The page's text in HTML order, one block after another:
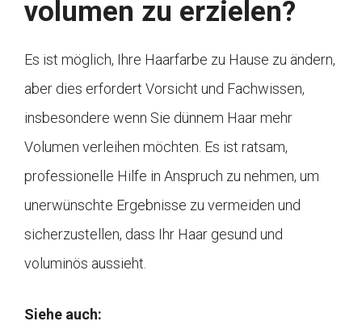
volumen zu erzielen?
Es ist möglich, Ihre Haarfarbe zu Hause zu ändern,
aber dies erfordert Vorsicht und Fachwissen,
insbesondere wenn Sie dünnem Haar mehr
Volumen verleihen möchten. Es ist ratsam,
professionelle Hilfe in Anspruch zu nehmen, um
unerwünschte Ergebnisse zu vermeiden und
sicherzustellen, dass Ihr Haar gesund und
voluminös aussieht.
Siehe auch: